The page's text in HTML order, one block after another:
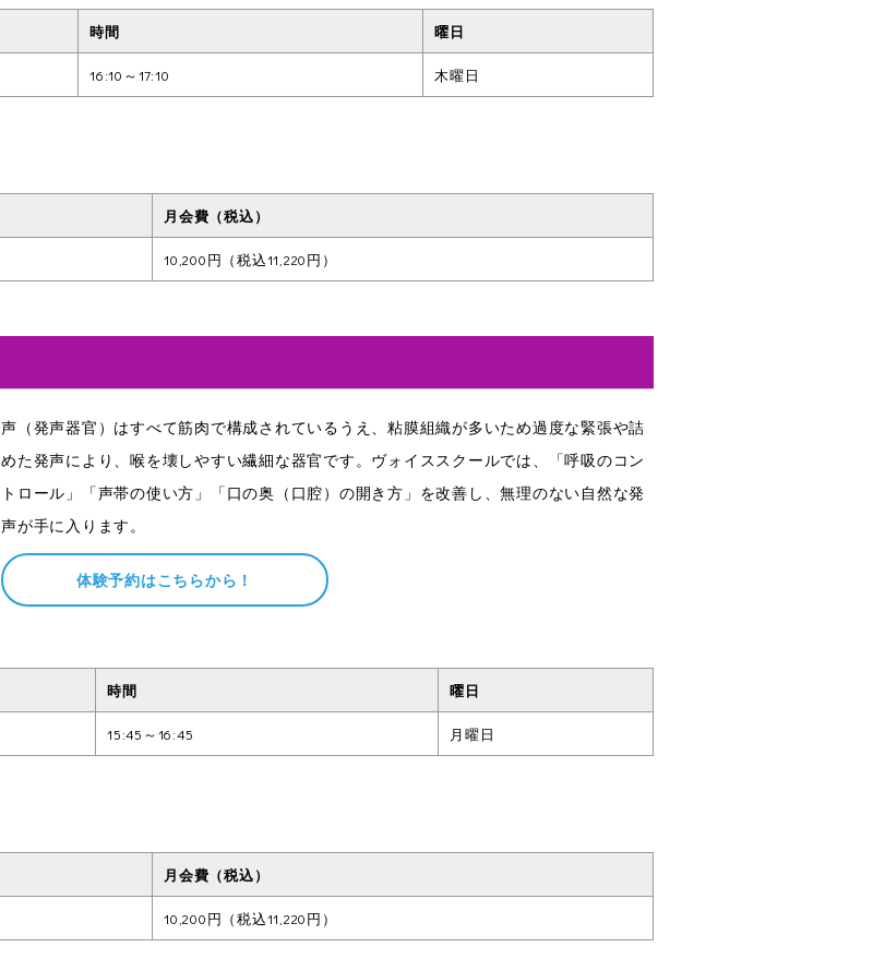
時間 曜日
16:10～17:10 木曜日
月会費（税込）
10,200円（税込11,220円）
声（発声器官）はすべて筋肉で構成されているうえ、粘膜組織が多いため過度な緊張や詰
めた発声により、喉を壊しやすい繊細な器官です。ヴォイススクールでは、「呼吸のコン
トロール」「声帯の使い方」「口の奥（口腔）の開き方」を改善し、無理のない自然な発
声が手に入ります。
体験予約はこちらから！
時間 曜日
15:45～16:45 月曜日
月会費（税込）
10,200円（税込11,220円）